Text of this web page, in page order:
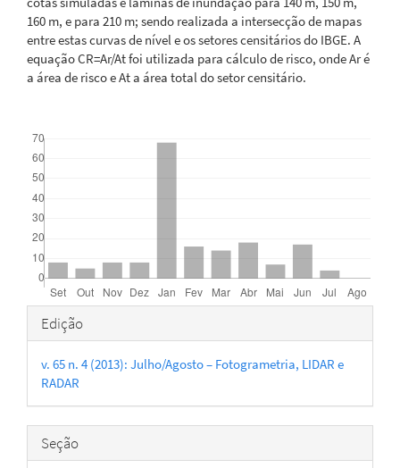
160 m, e para 210 m; sendo realizada a intersecção de mapas
entre estas curvas de nível e os setores censitários do IBGE. A
equação CR=Ar/At foi utilizada para cálculo de risco, onde Ar é
a área de risco e At a área total do setor censitário.
Detalhes
do
artigo
Edição
v. 65 n. 4 (2013): Julho/Agosto – Fotogrametria, LIDAR e
RADAR
Seção